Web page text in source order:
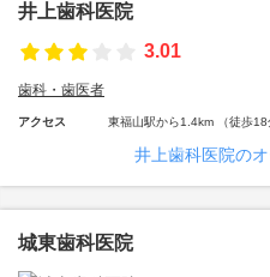
井上歯科医院
3.01
歯科・歯医者
アクセス 東福山駅から1.4km （徒歩18
井上歯科医院の
城東歯科医院